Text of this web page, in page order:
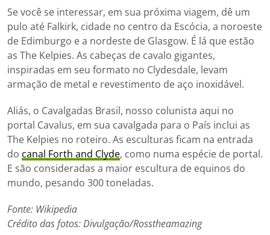
Se você se interessar, em sua próxima viagem, dê um
pulo até Falkirk, cidade no centro da Escócia, a noroeste
de Edimburgo e a nordeste de Glasgow. É lá que estão
as The Kelpies. As cabeças de cavalo gigantes,
inspiradas em seu formato no Clydesdale, levam
armação de metal e revestimento de aço inoxidável.
Aliás, o Cavalgadas Brasil, nosso colunista aqui no
portal Cavalus, em sua cavalgada para o País inclui as
The Kelpies no roteiro. As esculturas ficam na entrada
do canal Forth and Clyde, como numa espécie de portal.
E são consideradas a maior escultura de equinos do
mundo, pesando 300 toneladas.
Fonte: Wikipedia
Crédito das fotos: Divulgação/Rosstheamazing